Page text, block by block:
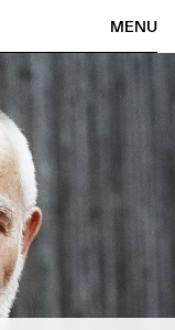
MENU